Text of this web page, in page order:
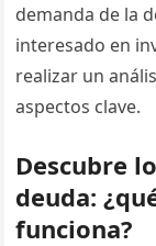
demanda de la
interesado en
realizar un
aspectos clave.
Descubre
deuda:
funciona?